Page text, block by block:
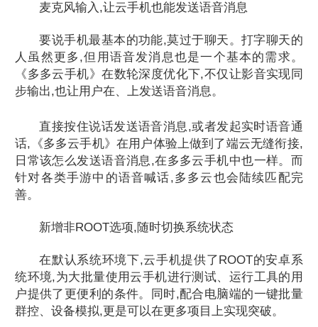
麦克风输入,让云手机也能发送语音消息
要说手机最基本的功能,莫过于聊天。打字聊天的
人虽然更多,但用语音发消息也是一个基本的需求。
《多多云手机》在数轮深度优化下,不仅让影音实现同
步输出,也让用户在、上发送语音消息。
直接按住说话发送语音消息,或者发起实时语音通
话,《多多云手机》在用户体验上做到了端云无缝衔接,
日常该怎么发送语音消息,在多多云手机中也一样。而
针对各类手游中的语音喊话,多多云也会陆续匹配完
善。
新增非ROOT选项,随时切换系统状态
在默认系统环境下,云手机提供了ROOT的安卓系
统环境,为大批量使用云手机进行测试、运行工具的用
户提供了更便利的条件。同时,配合电脑端的一键批量
群控、设备模拟,更是可以在更多项目上实现突破。